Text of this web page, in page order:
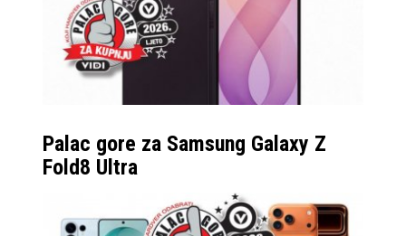
Novi flagship preklopni
mobitel sada nosi ime
Samsung Galaxy Z
postojeći format,
otklopljeni zaslon
zadržava omjer
Palac gore za Samsung Galaxy Z
Fold8 Ultra